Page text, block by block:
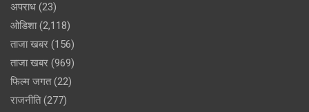
अपराध (23)
ओडिशा(2,118)
ताजा खबर (156)
ताजा खबर (969)
फिल्म जगत(22)
राजनीति(277)